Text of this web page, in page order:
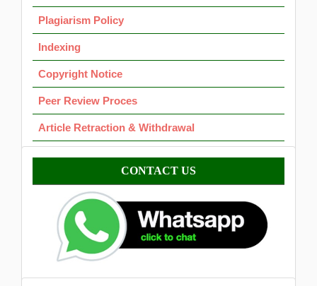
Plagiarism Policy
Indexing
Copyright Notice
Peer Review Proces
Article Retraction & Withdrawal
Contact CONTACT US